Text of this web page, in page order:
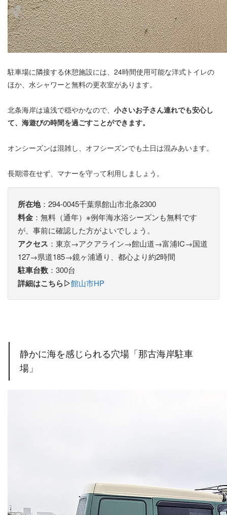
駐車場に隣接する休憩施設には、24時間使用可能な洋式トイレの
ほか、水シャワーと無料の更衣室があります。
北条海岸は遠浅で穏やかなので、 小さいお子さん連れでも安心し
て、海遊びの時間を過ごすことができます。
オンシーズンは混雑し、オフシーズンでも土日は混みあいます。
長期滞在せず、マナーを守って利用しましょう。
所在地：294-0045千葉県館山市北条2300
料金 ：無料（通年）※例年海水浴シーズンも無料です
が、事前に確認した方がよいでしょう。
アクセス ：東京→アクアライン→館山道→富浦IC→国道
127→県道185→鏡ヶ浦通り、都心より約2時間
駐車台数 ：300台
詳細はこちら▷館山市HP
静かに海を感じられる穴場「那古海岸駐車
場」